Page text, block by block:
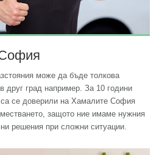
може да бъде толкова
друг град например. За 10 години
са се доверили на Хамалите София
защото ние имаме нужния
решения при сложни ситуации.